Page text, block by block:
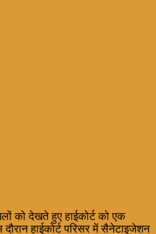
को देखते हुए हाईकोर्ट को एक
हाईकोर्ट परिसर में सैनेटाइजेशन